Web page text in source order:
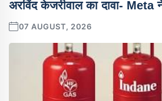
अरविंद केजरीवाल का दावा- Meta
07 AUGUST, 2026